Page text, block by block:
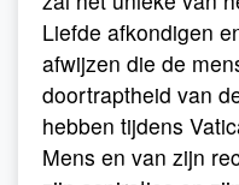
Liefde afkondigen
afwijzen die de
doortraptheid van
hebben tijdens
Mens en van zijn